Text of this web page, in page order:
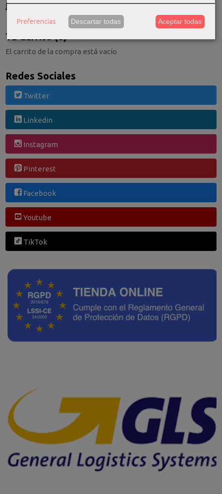
Tu Carrito (0)
El carrito de la compra está vacío
Redes Sociales
Twitter
Linkedin
Instagram
Pinterest
Facebook
Youtube
TikTok
Preferencias Descartar todas Aceptar todas